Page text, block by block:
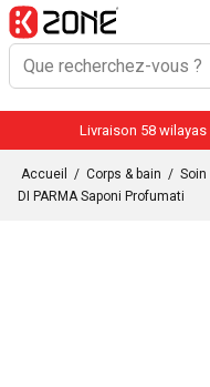
Livraison 58
Accueil / Corps & bain / Soin
DI PARMA Saponi Profumati